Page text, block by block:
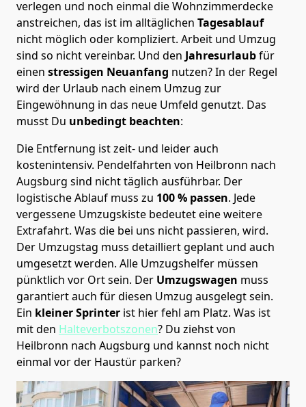
verlegen und noch einmal die Wohnzimmerdecke
anstreichen, das ist im alltäglichen Tagesablauf
nicht möglich oder kompliziert. Arbeit und Umzug
sind so nicht vereinbar. Und den Jahresurlaubfür
einen stressigen Neuanfang nutzen? In der Regel
wird der Urlaub nach einem Umzug zur
Eingewöhnung in das neue Umfeld genutzt. Das
musst Du unbedingt beachten:
Die Entfernung ist zeit- und leider auch
kostenintensiv. Pendelfahrten von Heilbronn nach
Augsburg sind nicht täglich ausführbar. Der
logistische Ablauf muss zu 100 % passen. Jede
vergessene Umzugskiste bedeutet eine weitere
Extrafahrt. Was die bei uns nicht passieren, wird.
Der Umzugstag muss detailliert geplant und auch
umgesetzt werden. Alle Umzugshelfer müssen
pünktlich vor Ort sein. Der Umzugswagen muss
garantiert auch für diesen Umzug ausgelegt sein.
Ein kleiner Sprinter ist hier fehl am Platz. Was ist
mit den Halteverbotszonen? Du ziehst von
Heilbronn nach Augsburg und kannst noch nicht
einmal vor der Haustür parken?